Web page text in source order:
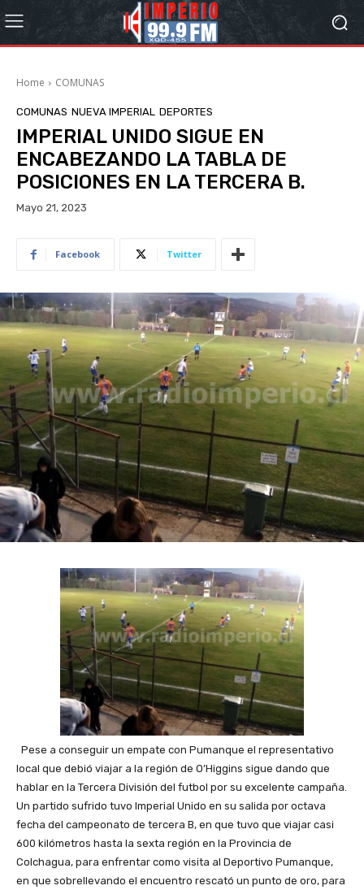
Home COMUNAS
COMUNAS NUEVA IMPERIAL DEPORTES
IMPERIAL UNIDO SIGUE EN
ENCABEZANDO LA TABLA DE
POSICIONES EN LA TERCERA B.
Mayo 21, 2023
Facebook Twitter
Pese a conseguir un empate con Pumanque el representativo
local que debió viajar a la región de O’Higgins sigue dando que
hablar en la Tercera División del futbol por su excelente campaña.
Un partido sufrido tuvo Imperial Unido en su salida por octava
fecha del campeonato de tercera B, en que tuvo que viajar casi
600 kilómetros hasta la sexta región en la Provincia de
Colchagua, para enfrentar como visita al Deportivo Pumanque,
en que sobrellevando el encuentro rescató un punto de oro, para